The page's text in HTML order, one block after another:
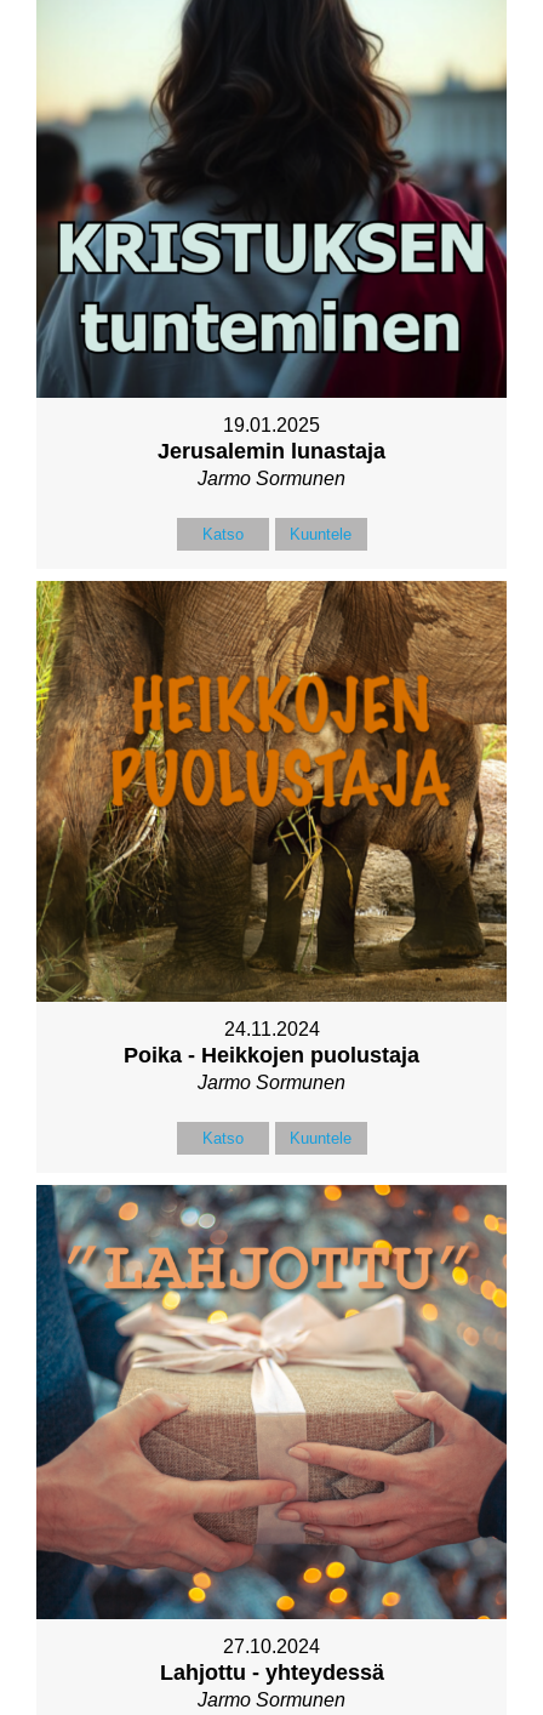
19.01.2025
Jerusalemin lunastaja
Jarmo Sormunen
Katso Kuuntele
24.11.2024
Poika - Heikkojen puolustaja
Jarmo Sormunen
Katso Kuuntele
27.10.2024
Lahjottu - yhteydessä
Jarmo Sormunen